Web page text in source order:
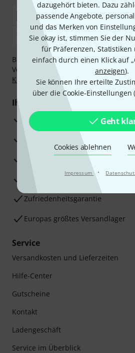
dazugehört bieten. Dazu
passende Angebote,
und das Merken von
Sie okay ist, stimmen Sie der
für Präferenzen,
einfach durch einen Klick auf
anzeigen).
Sie können Ihre erteilte
über die Cookie-Einstellungen (
Geht
Cookies ablehnen
Impressum ·
Bezahlen Sie vertraulich und sicher
Vorkasse, PayPal, Amazon Pay,
Klarna Ratenzahlungoder
Ihre Vorteile
3 Jahre Thomann Garantie
30 Tage Money-Back-Garantie
Reparaturservice
Beratung durch Fachexperten
Zufriedenheitsgarantie
Europas größtes Versandlager
Service
Versandkosten und Lieferzeiten
Hilfe-Center
Gutscheine
Kontakt
Ladengeschäft
Service im Überblick